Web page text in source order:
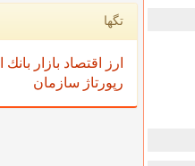
تگها
ارز اقتصاد بازار بانك
رپورتاژ سازمان